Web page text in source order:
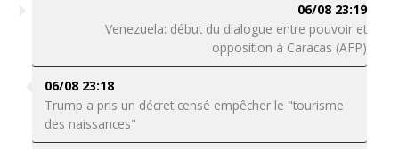
06/08 23:19
Venezuela: début du dialogue entre pouvoir et
opposition à Caracas (AFP)
06/08 23:18
Trump a pris un décret censé empêcher le "tourisme
des naissances"